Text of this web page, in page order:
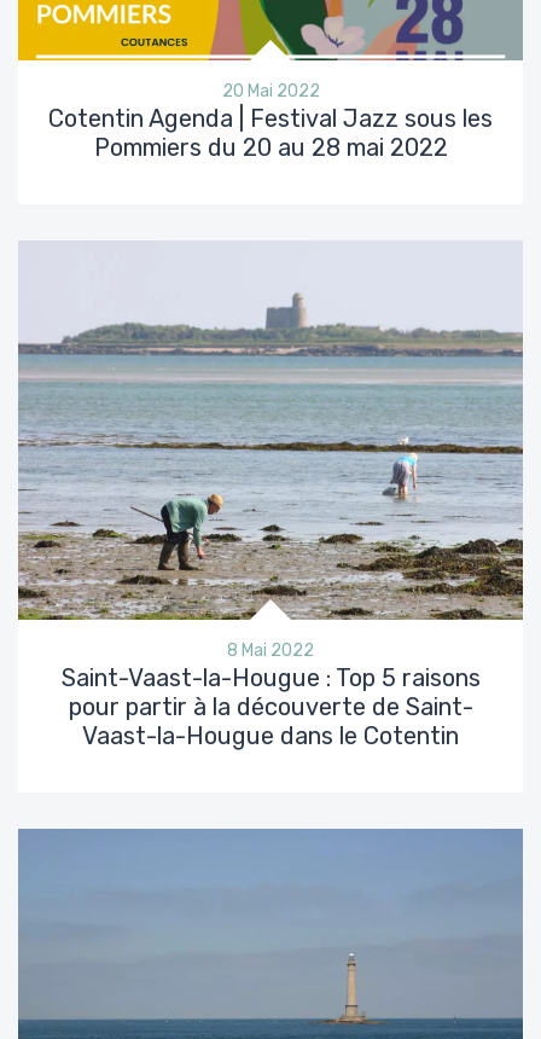
20 Mai 2022
Cotentin Agenda | Festival Jazz sous les
Pommiers du 20 au 28 mai 2022
8 Mai 2022
Saint-Vaast-la-Hougue : Top 5 raisons
pour partir à la découverte de Saint-
Vaast-la-Hougue dans le Cotentin